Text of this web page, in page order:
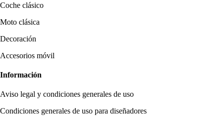
Coche clásico
Moto clásica
Decoración
Accesorios móvil
Información
Aviso legal y condiciones generales de uso
Condiciones generales de uso para diseñadores